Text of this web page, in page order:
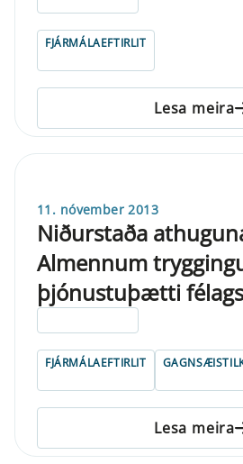
FJÁRMÁLAEFTIRLIT
Lesa meira
11. nóvember 2013
Niðurstaða
Almennum
þjónustuþætti
FJÁRMÁLAEFTIRLIT
Lesa meira